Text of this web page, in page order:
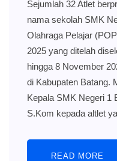
Sejumlah 32 Atlet
nama sekolah SMK
Olahraga Pelajar
2025 yang ditelah
hingga 8 November
di Kabupaten Batang.
Kepala SMK Negeri 1
S.Kom kepada altlet
READ MORE